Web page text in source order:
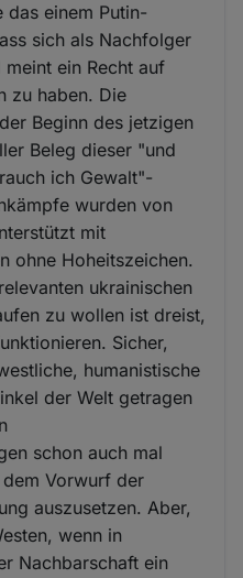
einem Putin-
sich als Nachfolger
ein Recht auf
zu haben. Die
Beginn des jetzigen
Beleg dieser "und
ich Gewalt"-
wurden von
mit
ohne Hoheitszeichen.
ukrainischen
zu wollen ist dreist,
Sicher,
humanistische
der Welt getragen
schon auch mal
Vorwurf der
auszusetzen. Aber,
wenn in
Nachbarschaft ein